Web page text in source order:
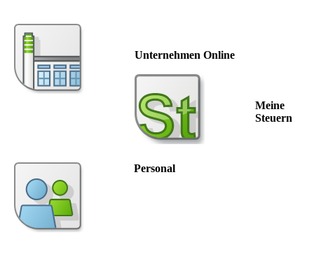
Unternehmen Online
Meine
Steuern
Personal